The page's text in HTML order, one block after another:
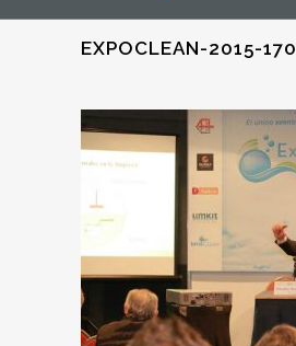
EXPOCLEAN-2015-170